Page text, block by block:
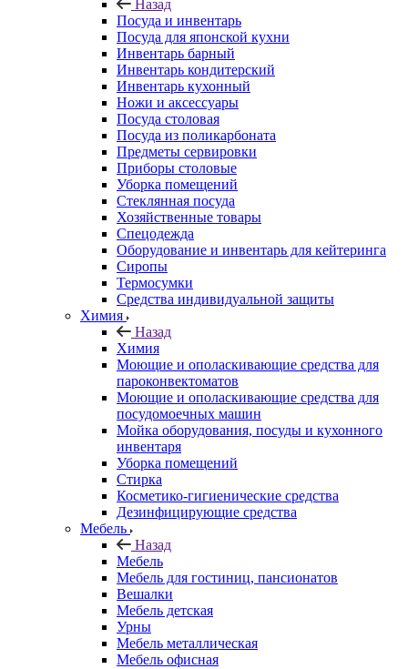
Назад
Посуда и инвентарь
Посуда для японской кухни
Инвентарь барный
Инвентарь кондитерский
Инвентарь кухонный
Ножи и аксессуары
Посуда столовая
Посуда из поликарбоната
Предметы сервировки
Приборы столовые
Уборка помещений
Стеклянная посуда
Хозяйственные товары
Спецодежда
Оборудование и инвентарь для кейтеринга
Сиропы
Термосумки
Средства индивидуальной защиты
Химия
Назад
Химия
Моющие и ополаскивающие средства для
пароконвектоматов
Моющие и ополаскивающие средства для
посудомоечных машин
Мойка оборудования, посуды и кухонного
инвентаря
Уборка помещений
Стирка
Косметико-гигиенические средства
Дезинфицирующие средства
Мебель
Назад
Мебель
Мебель для гостиниц, пансионатов
Вешалки
Мебель детская
Урны
Мебель металлическая
Мебель офисная